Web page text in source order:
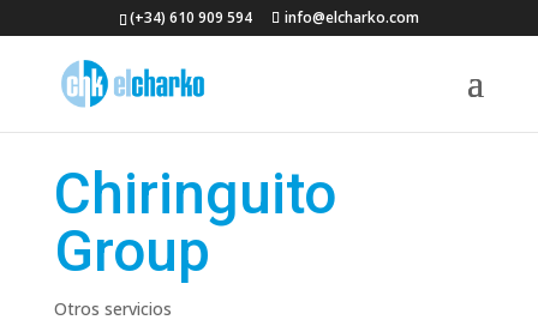
(+34) 610 909 594 info@elcharko.com
Chiringuito
Group
Otros servicios